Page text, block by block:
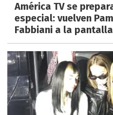
América TV se
especial: vuelven
Fabbiani a la pantalla